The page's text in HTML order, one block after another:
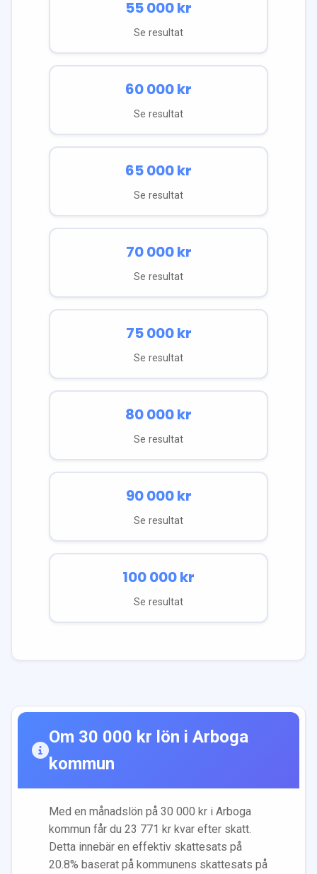
55 000kr
Se resultat
60 000kr
Se resultat
65 000kr
Se resultat
70 000kr
Se resultat
75 000kr
Se resultat
80 000kr
Se resultat
90 000kr
Se resultat
100 000kr
Se resultat
Om 30 000 kr lön i Arboga
kommun
Med en månadslön på 30 000 kr i Arboga
kommun får du 23 771 kr kvar efter skatt.
Detta innebär en effektiv skattesats på
20.8% baserat på kommunens skattesats på